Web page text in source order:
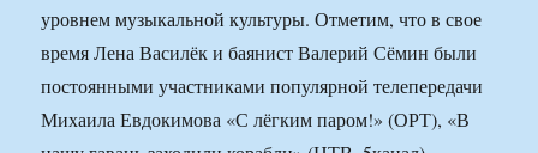
уровнем музыкальной культуры. Отметим, что в свое
время Лена Василёк и баянист Валерий Сёмин были
постоянными участниками популярной телепередачи
Михаила Евдокимова «С лёгким паром!» (ОРТ), «В